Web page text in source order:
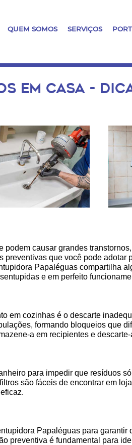
QUEM SOMOS SERVIÇOS
EM CASA -
podem causar grandes
preventivas que você pode adotar
Papaléguas compartilha
e em perfeito
em cozinhas é o descarte
formando bloqueios que
a em recipientes e
para impedir que resíduos
são fáceis de encontrar em
Papaléguas para garantir
preventiva é fundamental para